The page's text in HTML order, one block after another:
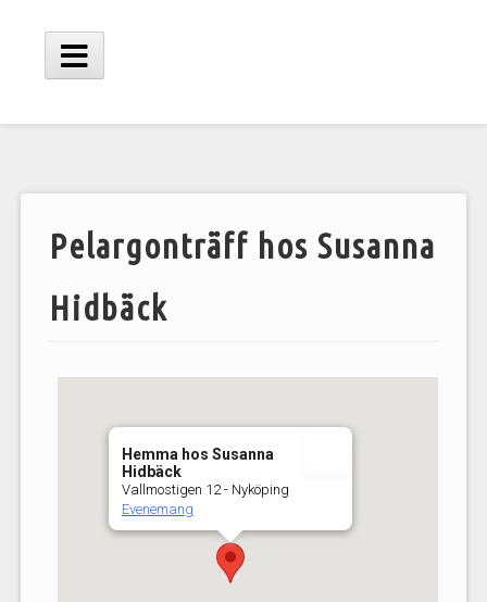
innehåll
Huvudmeny
Pelargonträff hos Susanna
Hidbäck
Hemma hos Susanna
Hidbäck
Vallmostigen 12 - Nyköping
Evenemang